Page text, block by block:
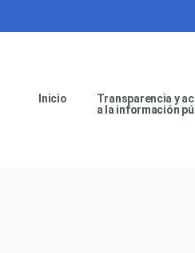
Inicio
Transparencia y
a la información